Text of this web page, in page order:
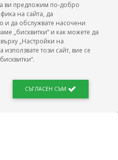
ориентиране. Списък на всички
облагаем доход. Калкулатор
ви предложим по-добро
на сайта, да
и да обслужвате насочени
„бисквитки“ и как можете да
„Настройки на
използвате този сайт, вие се
СЪГЛАСЕН СЪМ